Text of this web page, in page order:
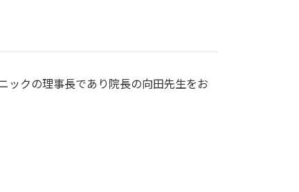
ックの理事長であり院長の向田先生をお